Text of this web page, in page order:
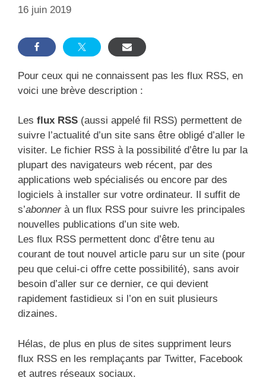
16 juin 2019
Pour ceux qui ne connaissent pas les flux RSS, en
voici une brève description :
Les flux RSS (aussi appelé fil RSS) permettent de
suivre l’actualité d’un site sans être obligé d’aller le
visiter. Le fichier RSS à la possibilité d’être lu par la
plupart des navigateurs web récent, par des
applications web spécialisés ou encore par des
logiciels à installer sur votre ordinateur. Il suffit de
s’abonnerà un flux RSS pour suivre les principales
nouvelles publications d’un site web.
Les flux RSS permettent donc d’être tenu au
courant de tout nouvel article paru sur un site (pour
peu que celui-ci offre cette possibilité), sans avoir
besoin d’aller sur ce dernier, ce qui devient
rapidement fastidieux si l’on en suit plusieurs
dizaines.
Hélas, de plus en plus de sites suppriment leurs
flux RSS en les remplaçants par Twitter, Facebook
et autres réseaux sociaux.